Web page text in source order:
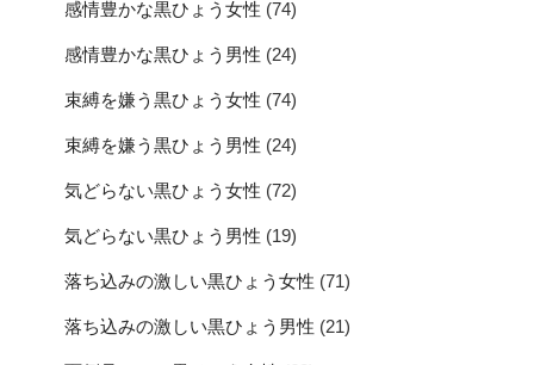
感情豊かな黒ひょう女性 (74)
感情豊かな黒ひょう男性 (24)
束縛を嫌う黒ひょう女性 (74)
束縛を嫌う黒ひょう男性 (24)
気どらない黒ひょう女性 (72)
気どらない黒ひょう男性 (19)
落ち込みの激しい黒ひょう女性 (71)
落ち込みの激しい黒ひょう男性 (21)